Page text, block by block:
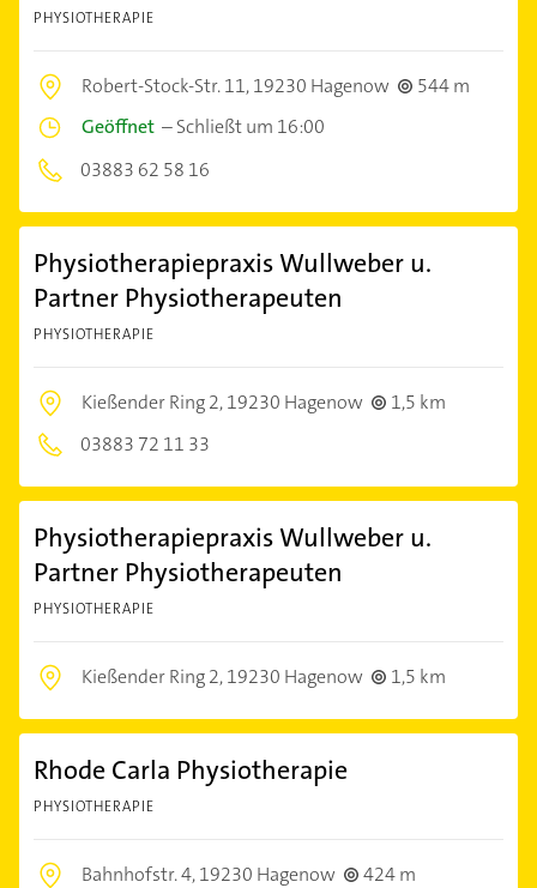
PHYSIOTHERAPIE
Robert-Stock-Str. 11,19230 Hagenow
544 m
Geöffnet –Schließt um 16:00
03883 62 58 16
Physiotherapiepraxis Wullweber u.
Partner Physiotherapeuten
PHYSIOTHERAPIE
Kießender Ring 2,19230 Hagenow
1,5 km
03883 72 11 33
Physiotherapiepraxis Wullweber u.
Partner Physiotherapeuten
PHYSIOTHERAPIE
Kießender Ring 2,19230 Hagenow 1,5 km
Rhode Carla Physiotherapie
PHYSIOTHERAPIE
Bahnhofstr. 4,19230 Hagenow
424 m